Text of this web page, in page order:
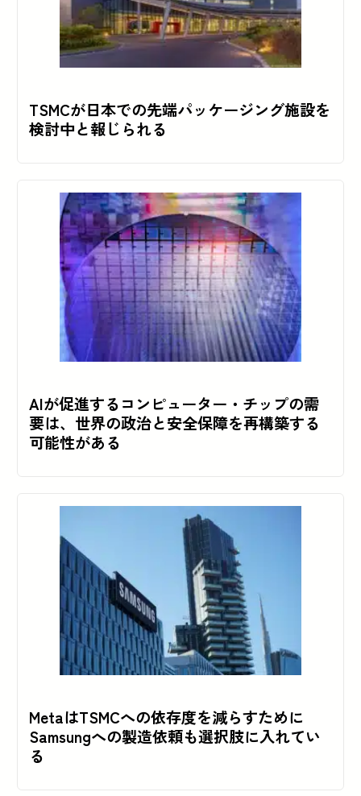
TSMCが日本での先端パッケージング施設を
検討中と報じられる
AIが促進するコンピューター・チップの需
要は、世界の政治と安全保障を再構築する
可能性がある
MetaはTSMCへの依存度を減らすために
Samsungへの製造依頼も選択肢に入れてい
る